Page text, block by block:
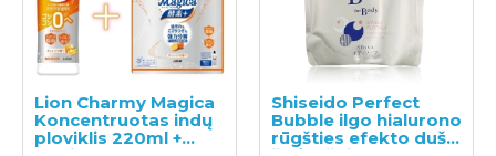
Lion Charmy Magica
Koncentruotas indų
ploviklis 220ml +
Shiseido Perfect
Bubble ilgo hialurono
rūgšties efekto dušo